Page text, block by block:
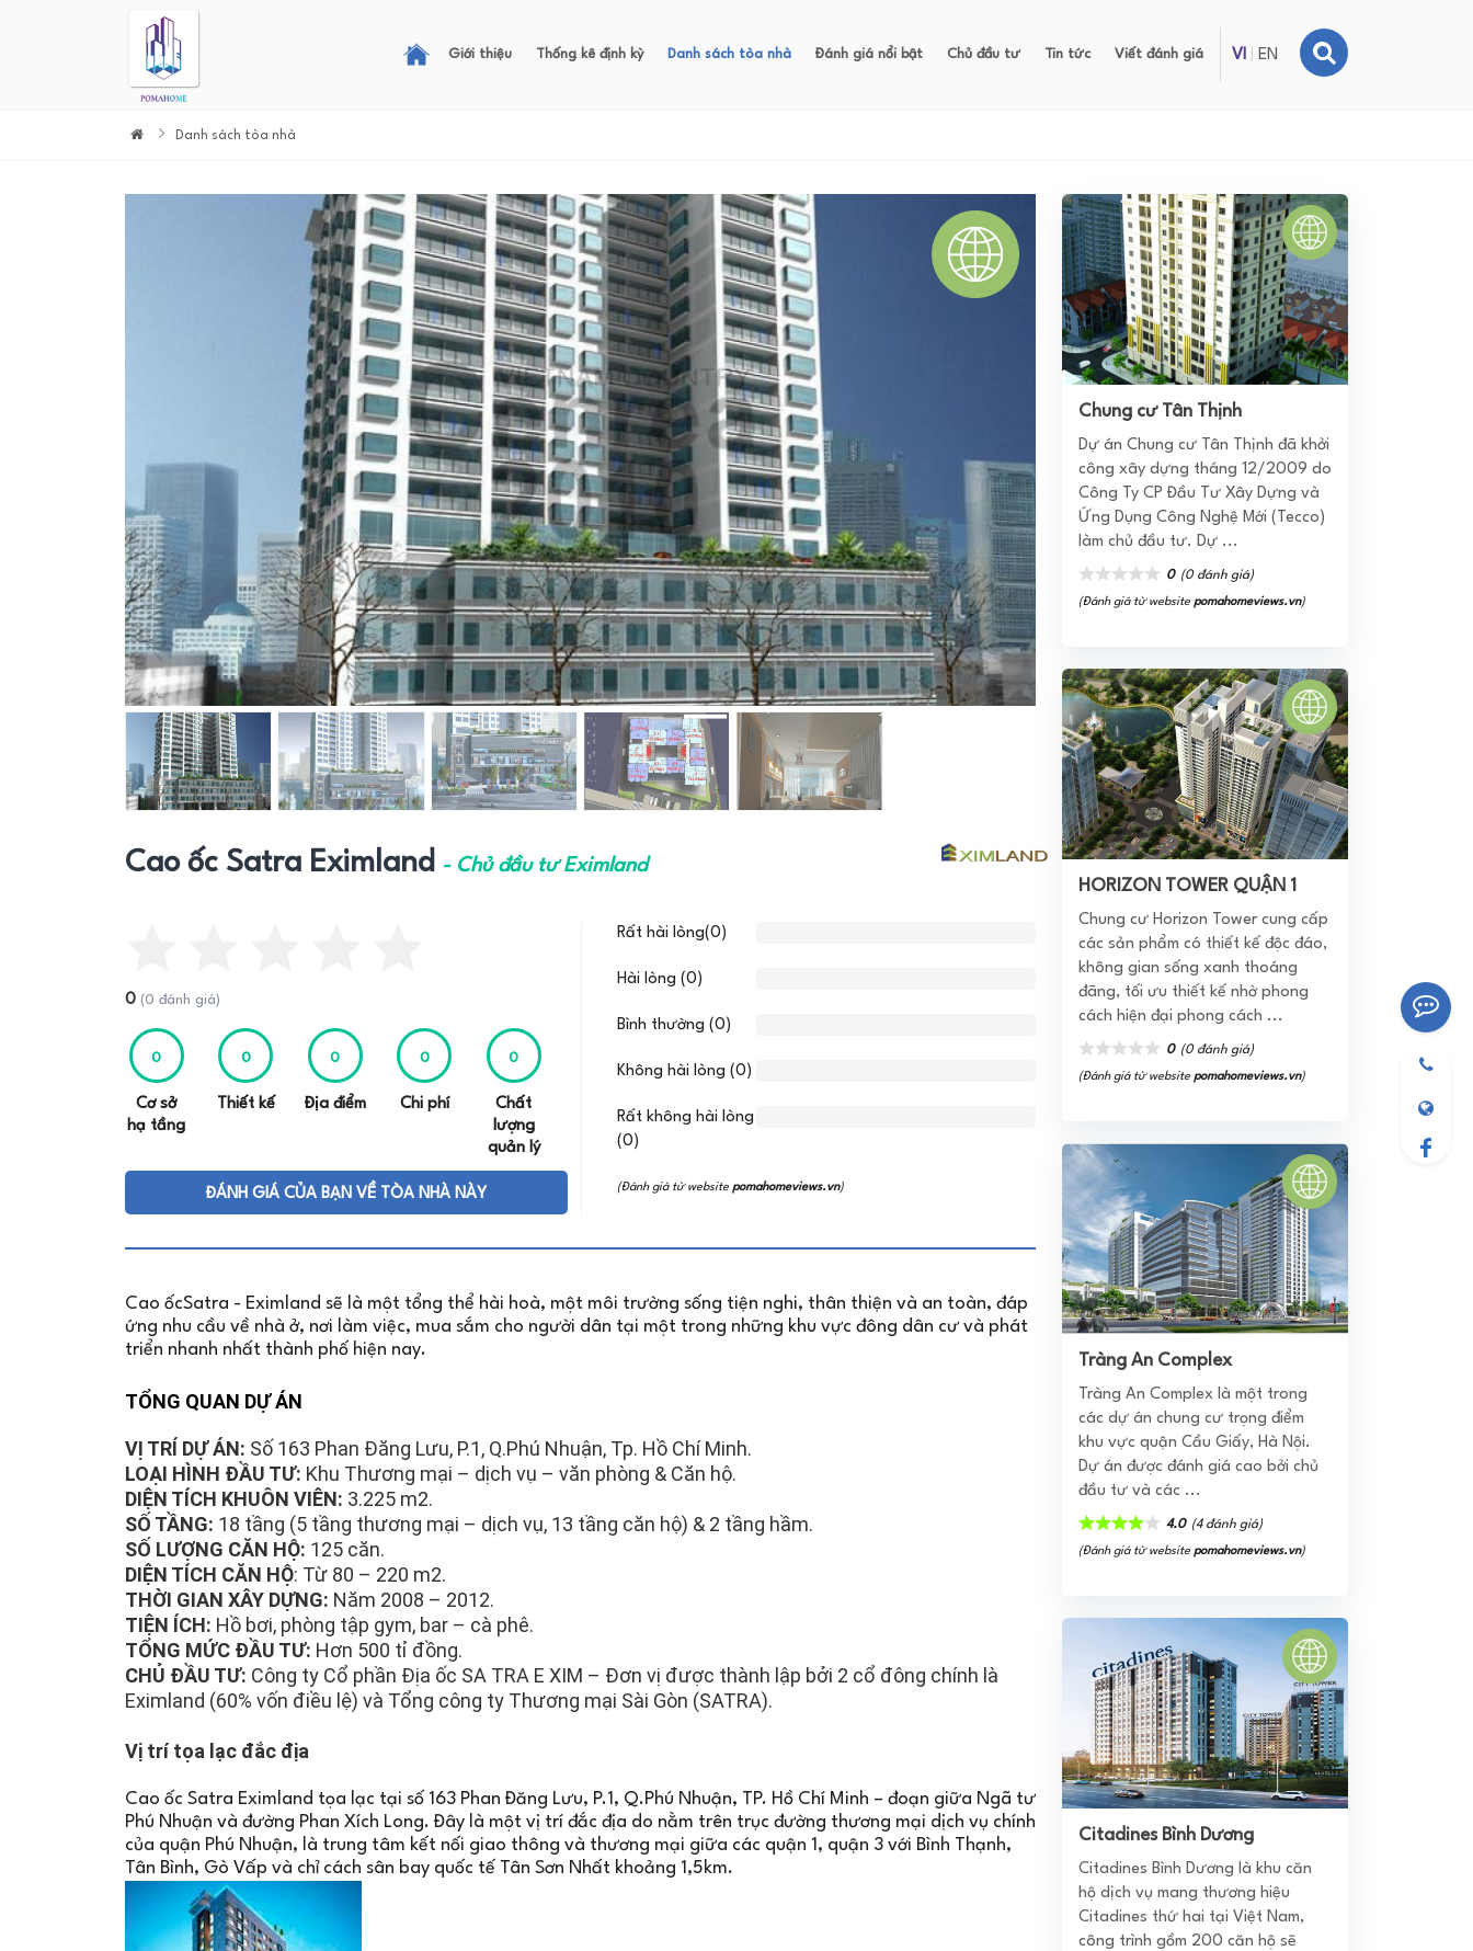
VI EN
Giới thiệu Thống kê định kỳ Danh sách tòa nhà Đánh giá nổi bật Chủ đầu tư Tin tức Viết đánh giá
Danh sách tòa nhà
Cao ốc Satra Eximland - Chủ đầu tư Eximland
0 (0 đánh giá)
0
Cơ sở
hạ tầng
0
Thiết kế
0
Địa điểm
0
Chi phí
0
Chất
lượng
quản lý
ĐÁNH GIÁ CỦA BẠN VỀ TÒA NHÀ NÀY
Rất hài lòng(0)
Hài lòng (0)
Bình thường (0)
Không hài lòng (0)
Rất không hài lòng
(0)
(Đánh giá từ website pomahomeviews.vn)
Cao ốcSatra - Eximland sẽ là một tổng thể hài hoà, một môi trường sống tiện nghi, thân thiện và an toàn, đáp
ứng nhu cầu về nhà ở, nơi làm việc, mua sắm cho người dân tại một trong những khu vực đông dân cư và phát
triển nhanh nhất thành phố hiện nay.
TỔNG QUAN DỰ ÁN
VỊ TRÍ DỰ ÁN: Số 163 Phan Đăng Lưu, P.1, Q.Phú Nhuận, Tp. Hồ Chí Minh.
LOẠI HÌNH ĐẦU TƯ: Khu Thương mại – dịch vụ – văn phòng & Căn hộ.
DIỆN TÍCH KHUÔN VIÊN: 3.225 m2.
SỐ TẦNG: 18 tầng (5 tầng thương mại – dịch vụ, 13 tầng căn hộ) & 2 tầng hầm.
SỐ LƯỢNG CĂN HỘ: 125 căn.
DIỆN TÍCH CĂN HỘ: Từ 80 – 220 m2.
THỜI GIAN XÂY DỰNG: Năm 2008 – 2012.
TIỆN ÍCH: Hồ bơi, phòng tập gym, bar – cà phê.
TỔNG MỨC ĐẦU TƯ: Hơn 500 tỉ đồng.
CHỦ ĐẦU TƯ: Công ty Cổ phần Địa ốc SA TRA E XIM – Đơn vị được thành lập bởi 2 cổ đông chính là
Eximland (60% vốn điều lệ) và Tổng công ty Thương mại Sài Gòn (SATRA).
Vị trí tọa lạc đắc địa
Cao ốc Satra Eximland tọa lạc tại số 163 Phan Đăng Lưu, P.1, Q.Phú Nhuận, TP. Hồ Chí Minh – đoạn giữa Ngã tư
Phú Nhuận và đường Phan Xích Long. Đây là một vị trí đắc địa do nằm trên trục đường thương mại dịch vụ chính
của quận Phú Nhuận, là trung tâm kết nối giao thông và thương mại giữa các quận 1, quận 3 với Bình Thạnh,
Tân Bình, Gò Vấp và chỉ cách sân bay quốc tế Tân Sơn Nhất khoảng 1,5km.
Chung cư Tân Thịnh
Dự án Chung cư Tân Thịnh đã khởi
công xây dựng tháng 12/2009 do
Công Ty CP Đầu Tư Xây Dựng và
Ứng Dụng Công Nghệ Mới (Tecco)
làm chủ đầu tư. Dự ...
0 (0 đánh giá)
(Đánh giá từ website pomahomeviews.vn)
HORIZON TOWER QUẬN 1
Chung cư Horizon Tower cung cấp
các sản phẩm có thiết kế độc đáo,
không gian sống xanh thoáng
đãng, tối ưu thiết kế nhờ phong
cách hiện đại phong cách ...
0 (0 đánh giá)
(Đánh giá từ website pomahomeviews.vn)
Tràng An Complex
Tràng An Complex là một trong
các dự án chung cư trọng điểm
khu vực quận Cầu Giấy, Hà Nội.
Dự án được đánh giá cao bởi chủ
đầu tư và các ...
4.0 (4 đánh giá)
(Đánh giá từ website pomahomeviews.vn)
Citadines Bình Dương
Citadines Bình Dương là khu căn
hộ dịch vụ mang thương hiệu
Citadines thứ hai tại Việt Nam,
công trình gồm 200 căn hộ sẽ